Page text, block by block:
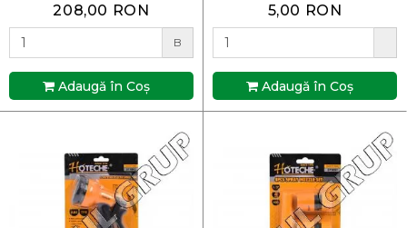
208,00 RON
B
Adaugă în Coş
5,00 RON
Adaugă în Coş